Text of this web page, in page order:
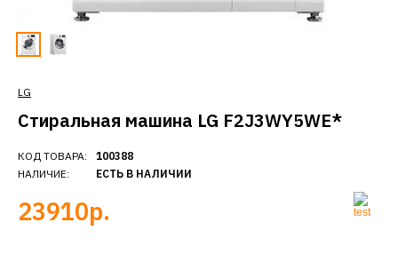
LG
Стиральная машина LG F2J3WY5WE*
КОД ТОВАРА:
НАЛИЧИЕ:
100388
ЕСТЬ В НАЛИЧИИ
23910р.